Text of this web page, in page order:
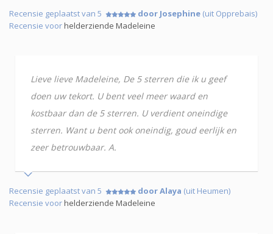
Recensie geplaatst van 5 door Josephine (uit Opprebais)
Recensie voorhelderziende Madeleine
Lieve lieve Madeleine, De 5 sterren die ik u geef
doen uw tekort. U bent veel meer waard en
kostbaar dan de 5 sterren. U verdient oneindige
sterren. Want u bent ook oneindig, goud eerlijk en
zeer betrouwbaar. A.
Recensie geplaatst van 5 door Alaya (uit Heumen)
Recensie voorhelderziende Madeleine